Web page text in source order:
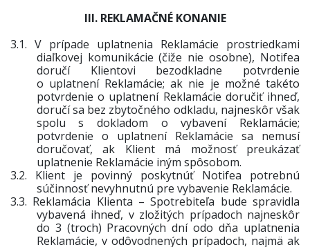
III. REKLAMAČNÉ KONANIE
3.1. V prípade uplatnenia Reklamácie prostriedkami
diaľkovej komunikácie (čiže nie osobne), Notifea
doručí Klientovi bezodkladne potvrdenie
o uplatnení Reklamácie; ak nie je možné takéto
potvrdenie o uplatnení Reklamácie doručiť ihneď,
doručí sa bez zbytočného odkladu, najneskôr však
spolu s dokladom o vybavení Reklamácie;
potvrdenie o uplatnení Reklamácie sa nemusí
doručovať, ak Klient má možnosť preukázať
uplatnenie Reklamácie iným spôsobom.
3.2. Klient je povinný poskytnúť Notifea potrebnú
súčinnosť nevyhnutnú pre vybavenie Reklamácie.
3.3. Reklamácia Klienta – Spotrebiteľa bude spravidla
vybavená ihneď, v zložitých prípadoch najneskôr
do 3 (troch) Pracovných dní odo dňa uplatnenia
Reklamácie, v odôvodnených prípadoch, najmä ak